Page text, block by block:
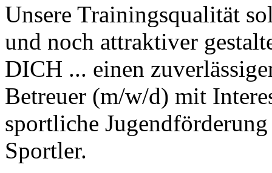
Unsere Trainingsqualität
und noch attraktiver
DICH ... einen
Betreuer (m/w/d) mit
sportliche
Sportler.